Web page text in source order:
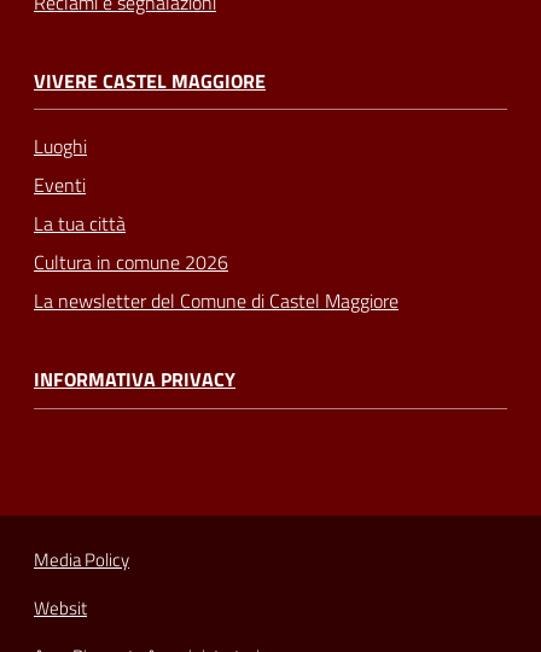
VIVERE CASTEL MAGGIORE
Luoghi
Eventi
La tua città
Cultura in comune 2026
La newsletter del Comune di Castel Maggiore
INFORMATIVA PRIVACY
Media Policy
Websit